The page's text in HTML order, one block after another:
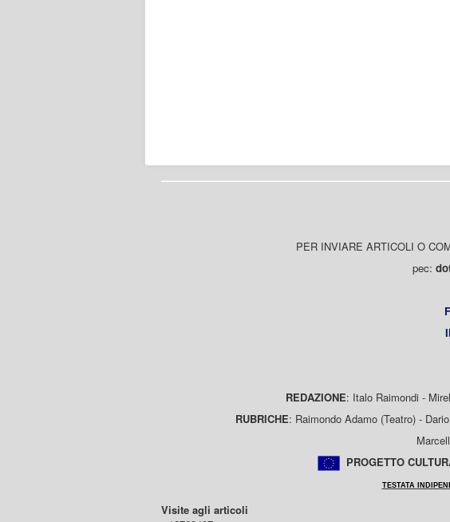
PER INVIARE ARTICOLI O
pec:
REDAZIONE: Italo Raimondi -
RUBRICHE: Raimondo Adamo (Teatro) -
PROGETTO
TESTATA
Visite agli articoli